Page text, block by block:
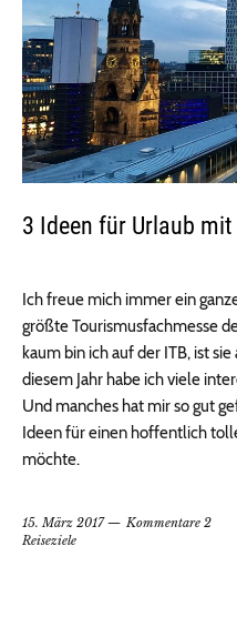
3 Ideen für Urlaub mit
Ich freue mich immer ein
größte Tourismusfachmesse
kaum bin ich auf der ITB, ist
diesem Jahr habe ich viele
Und manches hat mir so gut
Ideen für einen hoffentlich
möchte.
15. März 2017
Kommentare 2
Reiseziele